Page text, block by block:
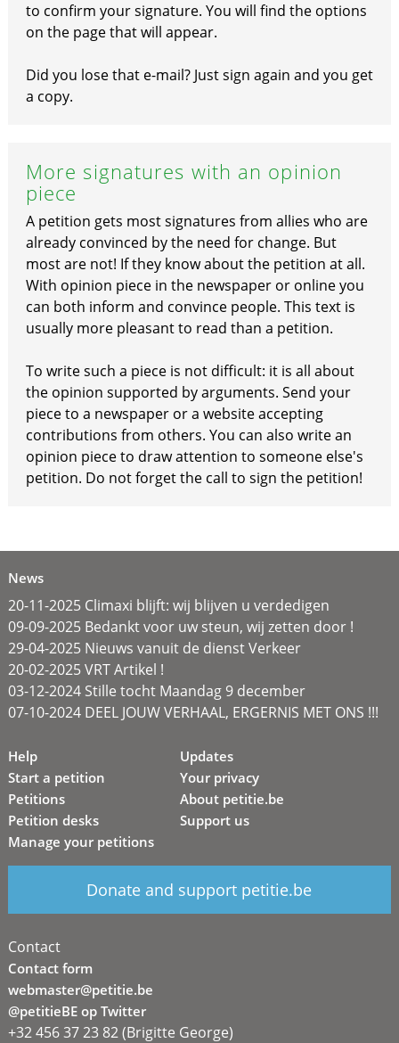
to confirm your signature. You will find the options
on the page that will appear.
Did you lose that e-mail? Just sign again and you get
a copy.
More signatures with an opinion
piece
A petition gets most signatures from allies who are
already convinced by the need for change. But
most are not! If they know about the petition at all.
With opinion piece in the newspaper or online you
can both inform and convince people. This text is
usually more pleasant to read than a petition.
To write such a piece is not difficult: it is all about
the opinion supported by arguments. Send your
piece to a newspaper or a website accepting
contributions from others. You can also write an
opinion piece to draw attention to someone else's
petition. Do not forget the call to sign the petition!
News
20-11-2025 Climaxi blijft: wij blijven u verdedigen
09-09-2025 Bedankt voor uw steun, wij zetten door !
29-04-2025 Nieuws vanuit de dienst Verkeer
20-02-2025 VRT Artikel !
03-12-2024 Stille tocht Maandag 9 december
07-10-2024 DEEL JOUW VERHAAL, ERGERNIS MET ONS !!!
Help
Start a petition
Petitions
Petition desks
Manage your petitions
Updates
Your privacy
About petitie.be
Support us
Donate and support petitie.be
Contact
Contact form
webmaster@petitie.be
@petitieBE op Twitter
+32 456 37 23 82 (Brigitte George)